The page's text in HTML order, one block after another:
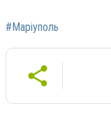
#Маріуполь